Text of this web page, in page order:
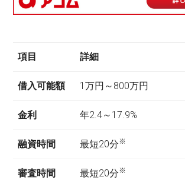
項目 詳細
借入可能額 1万円～800万円
金利 年2.4～17.9%
融資時間 最短20分※
審査時間 最短20分※